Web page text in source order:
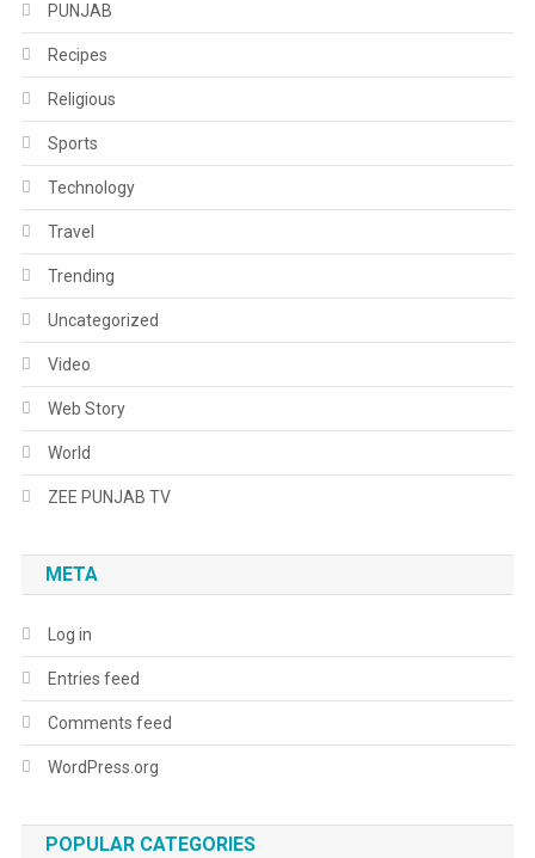
PUNJAB
Recipes
Religious
Sports
Technology
Travel
Trending
Uncategorized
Video
Web Story
World
ZEE PUNJAB TV
META
Log in
Entries feed
Comments feed
WordPress.org
POPULAR CATEGORIES